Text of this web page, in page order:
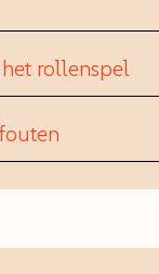
rollenspel